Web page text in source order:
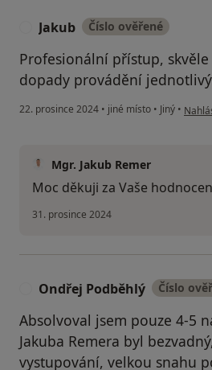
Jakub Číslo ověřené
Profesionální přístup,
dopady provádění
22. prosince 2024 • jiné místo • Jiný • podle
Mgr. Jakub Remer
Moc děkuji za Vaše
31. prosince 2024
Ondřej Podběhlý Číslo
Absolvoval jsem pouze 4-5
Jakuba Remera byl
vystupování, velkou snahu